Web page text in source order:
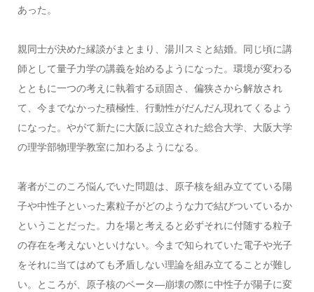
あった。
親同士が決めた縁談がまとまり、湯川スミと結婚。同じ頃に講
師として量子力学の講義を始めるようになった。環境が変わる
とともに一つの考えに執着する頑固さ、偏狭さから解放され
て、今までなかった積極性、行動性がだんだん現れてくるよう
になった。やがて新たに大阪に設立された総合大学、大阪大学
の理学部物理学教室に加わるようになる。
著者がこのころ悩んでいた問題は、原子核を組み立てている陽
子や中性子といった素粒子がどのような力で結びついているか
ということだった。力を場と考えると必ずそれに付随する粒子
の存在を考えないといけない。今まで知られていた電子や光子
をそれに当てはめても矛盾しない理論を組み立てることが難し
い。ところが、原子核のベータ―崩壊の際に中性子が陽子に変